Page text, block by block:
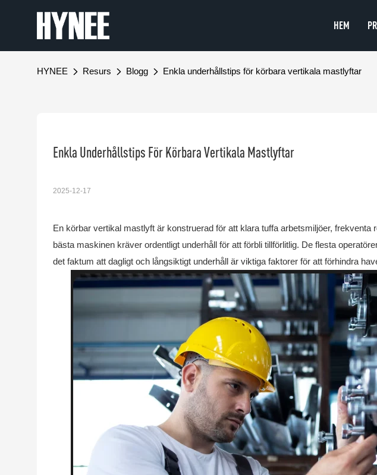
HEM
HYNEE Resurs Blogg Enkla underhållstips för körbara vertikala mastlyftar
Enkla Underhållstips För Körbara Vertikala Mastlyftar
2025-12-17
En körbar vertikal mastlyft är konstruerad för att klara tuffa arbetsmiljöer, frekventa
bästa maskinen kräver ordentligt underhåll för att förbli tillförlitlig. De flesta
det faktum att dagligt och långsiktigt underhåll är viktiga faktorer för att förhindra